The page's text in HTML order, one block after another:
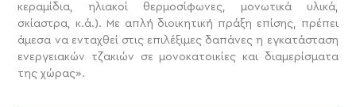
κεραμίδια, ηλιακοί θερμοσίφωνες, μονωτικά υλικά,
σκίαστρα, κ.ά.). Με απλή διοικητική πράξη επίσης, πρέπει
άμεσα να ενταχθεί στις επιλέξιμες δαπάνες η εγκατάσταση
ενεργειακών τζακιών σε μονοκατοικίες και διαμερίσματα
της χώρας».